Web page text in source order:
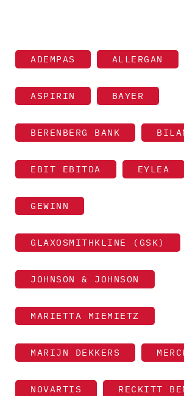
ADEMPAS ALLERGAN
ASPIRIN BAYER
BERENBERG BANK
EBIT EBITDA EYLEA
GEWINN
GLAXOSMITHKLINE (GSK)
JOHNSON & JOHNSON
MARIETTA MIEMIETZ
MARIJN DEKKERS
NOVARTIS RECKITT